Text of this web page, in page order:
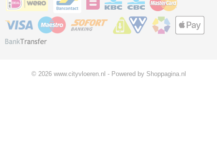
© 2026 www.cityvloeren.nl - Powered by Shoppagina.nl